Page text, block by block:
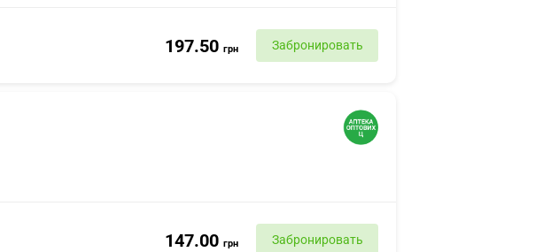
197.50 грн Забронировать
147.00 грн Забронировать